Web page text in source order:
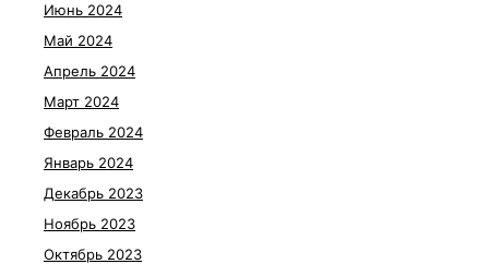
Июнь 2024
Май 2024
Апрель 2024
Март 2024
Февраль 2024
Январь 2024
Декабрь 2023
Ноябрь 2023
Октябрь 2023